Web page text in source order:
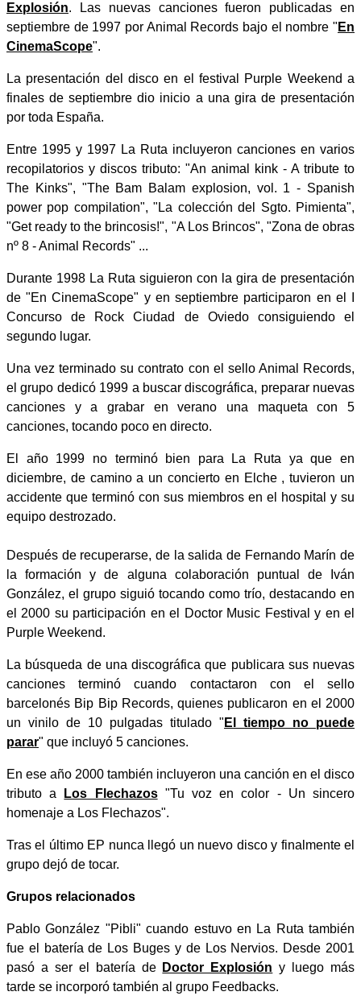
Explosión. Las nuevas canciones fueron publicadas en
septiembre de 1997 por Animal Records bajo el nombre " En
CinemaScope".
La presentación del disco en el festival Purple Weekend a
finales de septiembre dio inicio a una gira de presentación
por toda España.
Entre 1995 y 1997 La Ruta incluyeron canciones en varios
recopilatorios y discos tributo: "An animal kink - A tribute to
The Kinks", "The Bam Balam explosion, vol. 1 - Spanish
power pop compilation", "La colección del Sgto. Pimienta",
"Get ready to the brincosis!", "A Los Brincos", "Zona de obras
nº 8 - Animal Records" ...
Durante 1998 La Ruta siguieron con la gira de presentación
de "En CinemaScope" y en septiembre participaron en el I
Concurso de Rock Ciudad de Oviedo consiguiendo el
segundo lugar.
Una vez terminado su contrato con el sello Animal Records,
el grupo dedicó 1999 a buscar discográfica, preparar nuevas
canciones y a grabar en verano una maqueta con 5
canciones, tocando poco en directo.
El año 1999 no terminó bien para La Ruta ya que en
diciembre, de camino a un concierto en Elche , tuvieron un
accidente que terminó con sus miembros en el hospital y su
equipo destrozado.
Después de recuperarse, de la salida de Fernando Marín de
la formación y de alguna colaboración puntual de Iván
González, el grupo siguió tocando como trío, destacando en
el 2000 su participación en el Doctor Music Festival y en el
Purple Weekend.
La búsqueda de una discográfica que publicara sus nuevas
canciones terminó cuando contactaron con el sello
barcelonés Bip Bip Records, quienes publicaron en el 2000
un vinilo de 10 pulgadas titulado " El tiempo no puede
parar" que incluyó 5 canciones.
En ese año 2000 también incluyeron una canción en el disco
tributo a
Los Flechazos"Tu voz en color - Un sincero
homenaje a Los Flechazos".
Tras el último EP nunca llegó un nuevo disco y finalmente el
grupo dejó de tocar.
Grupos relacionados
Pablo González "Pibli" cuando estuvo en La Ruta también
fue el batería de Los Buges y de Los Nervios. Desde 2001
pasó a ser el batería de Doctor Explosión y luego más
tarde se incorporó también al grupo Feedbacks.